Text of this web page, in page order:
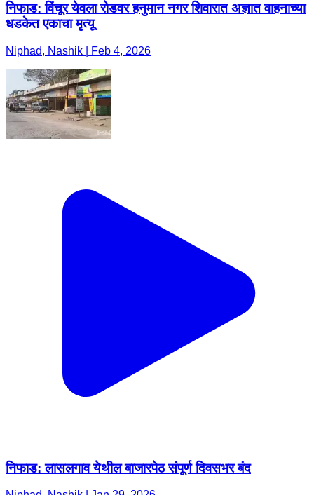
निफाड: विंचूर येवला रोडवर हनुमान नगर शिवारात अज्ञात वाहनाच्या
धडकेत एकाचा मृत्यू
Niphad, Nashik | Feb 4, 2026
निफाड: लासलगाव येथील बाजारपेठ संपूर्ण दिवसभर बंद